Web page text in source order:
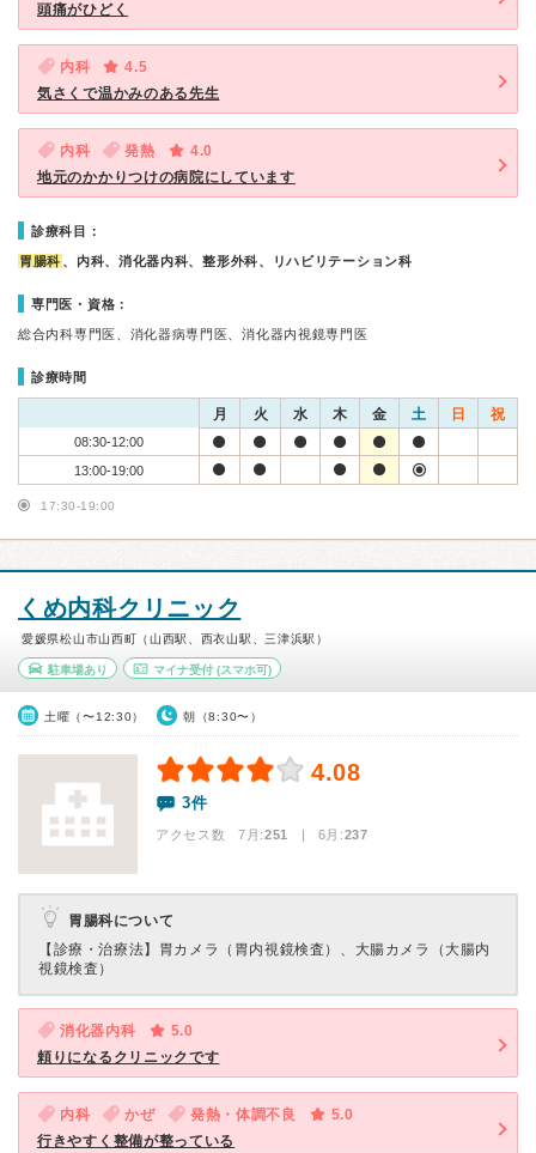
頭痛がひどく
内科
4.5
気さくで温かみのある先生
内科 発熱
4.0
地元のかかりつけの病院にしています
診療科目：
胃腸科 、内科、消化器内科、整形外科、リハビリテーション科
専門医・資格：
総合内科専門医、消化器病専門医、消化器内視鏡専門医
診療時間
月 火 水 木 金 土 日 祝
08:30-12:00
13:00-19:00
17:30-19:00
くめ内科クリニック
愛媛県松山市山西町（山西駅、西衣山駅、三津浜駅）
駐車場あり マイナ受付(スマホ可)
土曜（〜12:30） 朝（8:30〜）
4.08
3件
アクセス数 7月:251 | 6月:237
胃腸科について
【診療・治療法】 胃カメラ（胃内視鏡検査）、大腸カメラ（大腸内
視鏡検査）
消化器内科
5.0
頼りになるクリニックです
内科 かぜ 発熱・体調不良
5.0
行きやすく整備が整っている